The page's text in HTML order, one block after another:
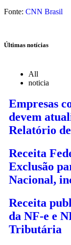
Fonte: CNN Brasil
Últimas notícias
All
noticia
Empresas
devem
Relatório
Receita
Exclusão
Nacional,
Receita
da NF-e e
Tributária